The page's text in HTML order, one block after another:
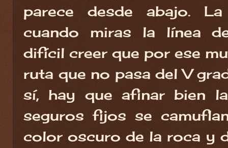
parece desde abajo.
cuando miras la línea
difícil creer que por ese
ruta que no pasa del V
sí, hay que afinar bien
seguros fijos se
color oscuro de la roca y